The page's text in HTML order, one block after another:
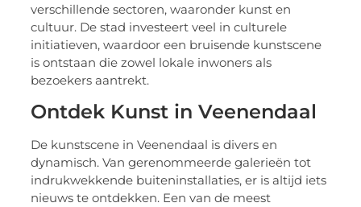
verschillende sectoren, waaronder kunst en
cultuur. De stad investeert veel in culturele
initiatieven, waardoor een bruisende kunstscene
is ontstaan die zowel lokale inwoners als
bezoekers aantrekt.
Ontdek Kunst in Veenendaal
De kunstscene in Veenendaal is divers en
dynamisch. Van gerenommeerde galerieën tot
indrukwekkende buiteninstallaties, er is altijd iets
nieuws te ontdekken. Een van de meest